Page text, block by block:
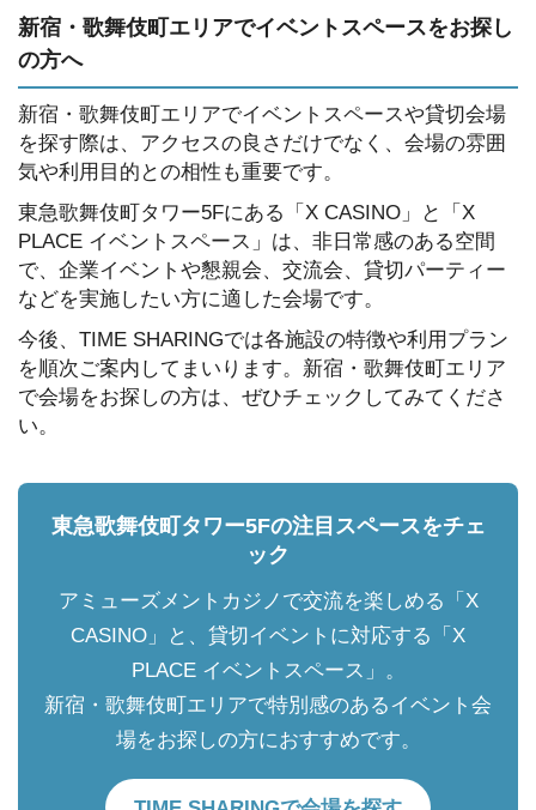
新宿・歌舞伎町エリアでイベントスペースをお探し
の方へ
新宿・歌舞伎町エリアでイベントスペースや貸切会場
を探す際は、アクセスの良さだけでなく、会場の雰囲
気や利用目的との相性も重要です。
東急歌舞伎町タワー5Fにある「X CASINO」と「X
PLACE イベントスペース」は、非日常感のある空間
で、企業イベントや懇親会、交流会、貸切パーティー
などを実施したい方に適した会場です。
今後、TIME SHARINGでは各施設の特徴や利用プラン
を順次ご案内してまいります。新宿・歌舞伎町エリア
で会場をお探しの方は、ぜひチェックしてみてくださ
い。
東急歌舞伎町タワー5Fの注目スペースをチェ
ック
アミューズメントカジノで交流を楽しめる「X
CASINO」と、貸切イベントに対応する「X
PLACE イベントスペース」。
新宿・歌舞伎町エリアで特別感のあるイベント会
場をお探しの方におすすめです。